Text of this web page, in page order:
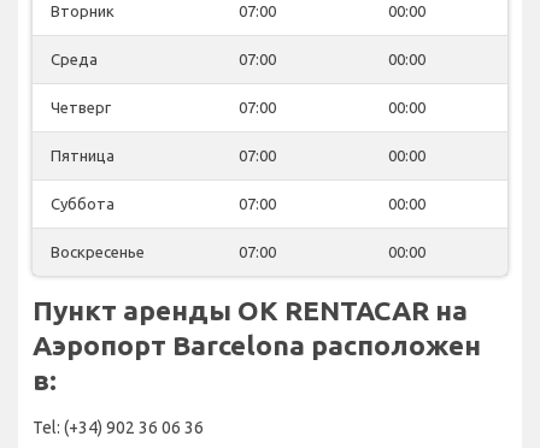
Вторник 07:00 00:00
Среда 07:00 00:00
Четверг 07:00 00:00
Пятница 07:00 00:00
Суббота 07:00 00:00
Воскресенье 07:00 00:00
Пункт аренды OK RENTACAR на
Аэропорт Barcelona расположен
в:
Tel: (+34) 902 36 06 36